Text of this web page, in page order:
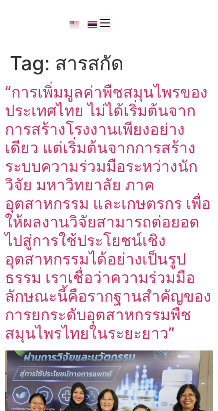
Tag: สารสกัด
“การเพิ่มมูลค่าพืชสมุนไพรของ
ประเทศไทย ไม่ได้เริ่มต้นจาก
การสร้างโรงงานเพียงอย่าง
เดียว แต่เริ่มต้นจากการสร้าง
ระบบความร่วมมือระหว่างนัก
วิจัย มหาวิทยาลัย ภาค
อุตสาหกรรม และเกษตรกร เพื่อ
ให้ผลงานวิจัยสามารถต่อยอด
ไปสู่การใช้ประโยชน์เชิง
อุตสาหกรรมได้อย่างเป็นรูป
ธรรม เราเชื่อว่าความร่วมมือ
ลักษณะนี้คือรากฐานสำคัญของ
การยกระดับอุตสาหกรรมพืช
สมุนไพรไทยในระยะยาว”